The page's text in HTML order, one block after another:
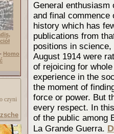
Homo
czyni
General
and final commence
history which has
publications from
positions in
August 1914 were
of rejoicing for
experience in the
the moment of
force or power. But
every respect. In
of the public among
La Grande Guerra.